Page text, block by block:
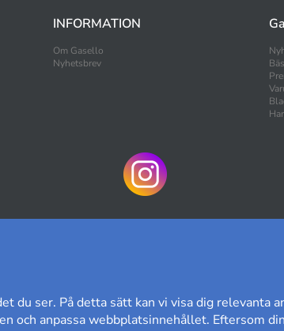
INFORMATION
Om Gasello
Nyhetsbrev
du ser. På detta sätt kan vi visa dig relevanta
och anpassa webbplatsinnehållet. Eftersom